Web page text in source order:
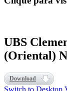
UBS
(Oriental)
Download
Switch to Desktop